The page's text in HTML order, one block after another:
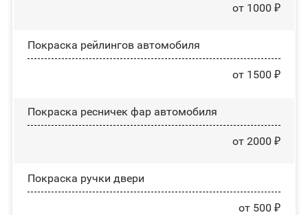
от 1000 ₽
Покраска рейлингов автомобиля
от 1500 ₽
Покраска ресничек фар автомобиля
от 2000 ₽
Покраска ручки двери
от 500 ₽